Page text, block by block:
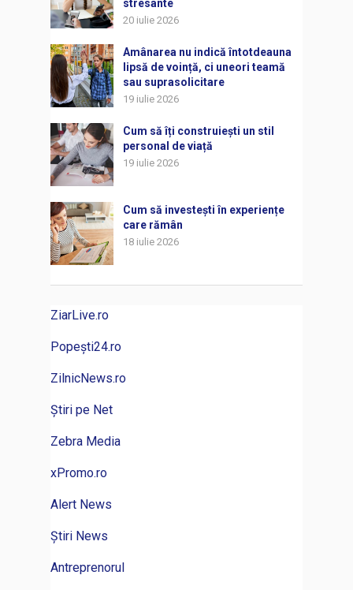
stresante
20 iulie 2026
Amânarea nu indică întotdeauna
lipsă de voință, ci uneori teamă
sau suprasolicitare
19 iulie 2026
Cum să îți construiești un stil
personal de viață
19 iulie 2026
Cum să investești în experiențe
care rămân
18 iulie 2026
ZiarLive.ro
Popești24.ro
ZilnicNews.ro
Știri pe Net
Zebra Media
xPromo.ro
Alert News
Știri News
Antreprenorul